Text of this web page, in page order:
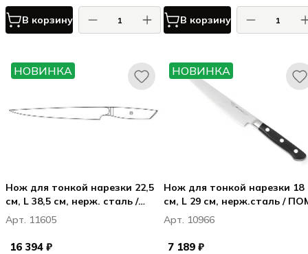
В корзину В корзину
НОВИНКА
Нож для тонкой нарезки 22,5
см, L 38,5 см, нерж. сталь /
стаблизир. дерево, цвет
ручки - темно-коричневый
Арт. 11605
16 394 ₽
НОВИНКА
Нож для тонкой нарезки 18
см, L 29 см, нерж.сталь /
цвет ручки черный
Арт. 10966
7 189 ₽